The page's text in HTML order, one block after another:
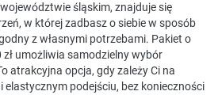
śląskim, znajduje się
w której zadbasz o siebie w sposób
z własnymi potrzebami. Pakiet o
umożliwia samodzielny wybór
atrakcyjna opcja, gdy zależy Ci na
elastycznym podejściu, bez konieczności